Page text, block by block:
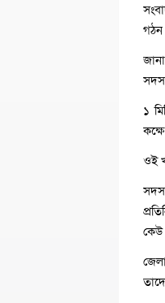
গঠন
১
ওই
কেউ